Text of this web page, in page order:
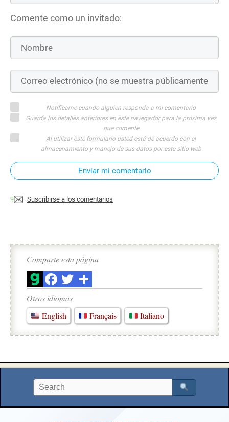
Comente como un invitado:
Notifícame cuando alguien responda a mi comentario
Guarda los detalles anteriores en este navegador para la próxima vez
que comente
Al utilizar este formulario usted está de acuerdo con el
almacenamiento y manejo de sus datos por este sitio web
Enviar mi comentario
Suscribirse a los comentarios
Comparte esta página
Otros idiomas
English
Français Italiano